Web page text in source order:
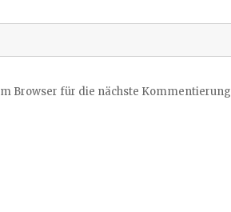
Browser für die nächste Kommentierung